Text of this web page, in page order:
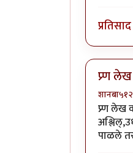
प्र्ण लेख
शानबा५१२
प्र्ण लेख
पाळले